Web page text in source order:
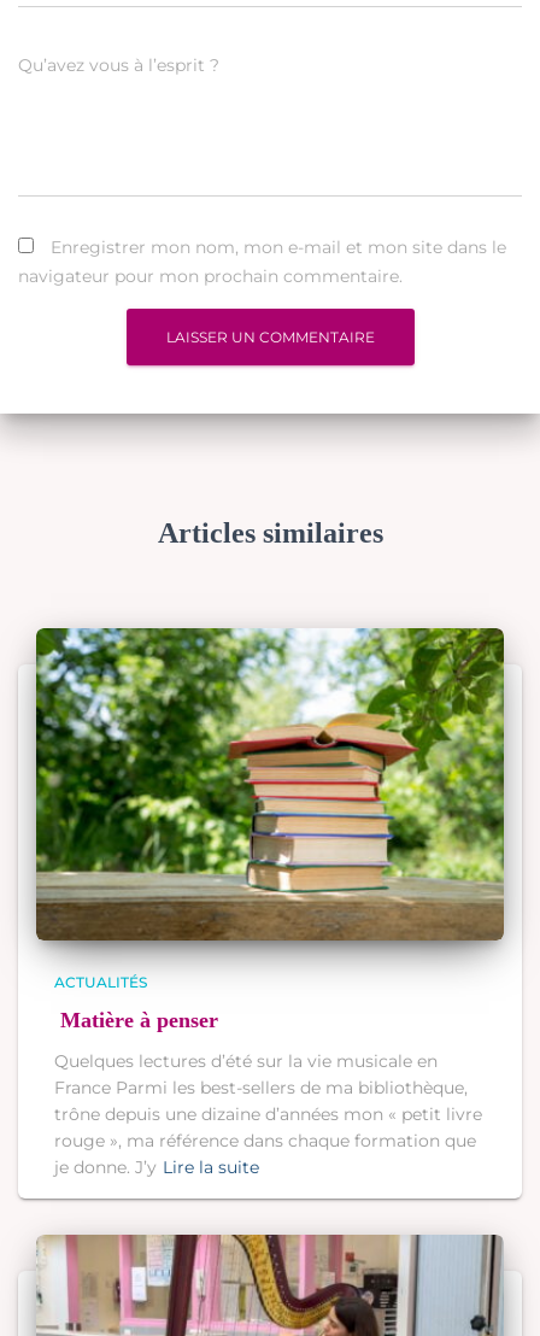
Qu’avez vous à l’esprit ?
Enregistrer mon nom, mon e-mail et mon site dans le
navigateur pour mon prochain commentaire.
Articles similaires
ACTUALITÉS
Matière à penser
Quelques lectures d’été sur la vie musicale en
France Parmi les best-sellers de ma bibliothèque,
trône depuis une dizaine d’années mon « petit livre
rouge », ma référence dans chaque formation que
je donne. J’y Lire la suite